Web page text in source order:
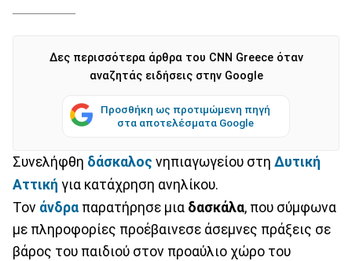
Δες περισσότερα άρθρα του CNN Greece όταν
αναζητάς ειδήσεις στην Google
Προσθήκη ως προτιμώμενη πηγή
στα αποτελέσματα Google
Συνελήφθη δάσκαλος νηπιαγωγείου στη Δυτική
Αττική για κατάχρηση ανηλίκου.
Τον άνδρα παρατήρησε μια δασκάλα, που σύμφωνα
με πληροφορίες προέβαινεσε άσεμνες πράξεις σε
βάρος του παιδιού στον προαύλιο χώρο του